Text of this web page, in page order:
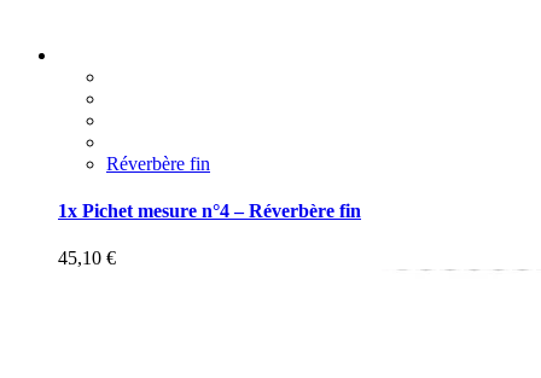
Réverbère fin
1x Pichet mesure n°4 – Réverbère fin
45,10 €